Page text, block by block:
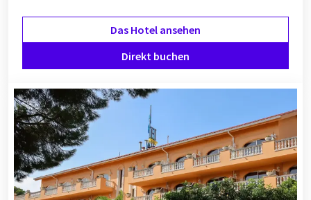
Das Hotel ansehen
Direkt buchen